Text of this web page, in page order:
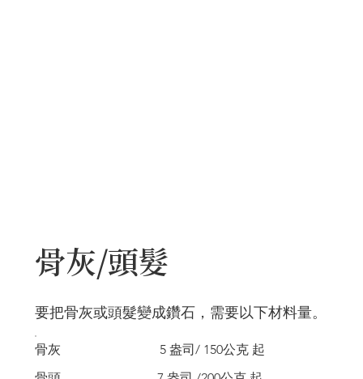
要把骨灰或頭髮變成鑽石，需要以下材料量。
骨灰/頭髮
5 盎司/ 150公克 起
骨灰